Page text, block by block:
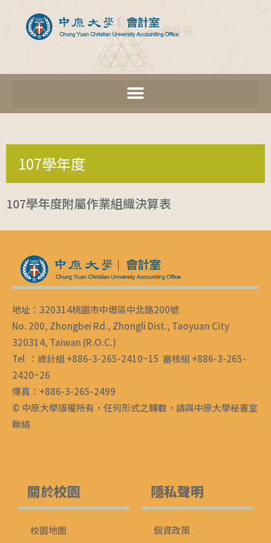
107學年度
107學年度附屬作業組織決算表
地址：320314桃園市中壢區中北路200號
No. 200, Zhongbei Rd., Zhongli Dist., Taoyuan City
320314, Taiwan (R.O.C.)
Tel ：歲計組 +886-3-265-2410~15 審核組 +886-3-265-
2420~26
傳真：+886-3-265-2499
© 中原大學版權所有，任何形式之轉載，請與中原大學秘書室
聯絡
關於校園
校園地圖
隱私聲明
個資政策